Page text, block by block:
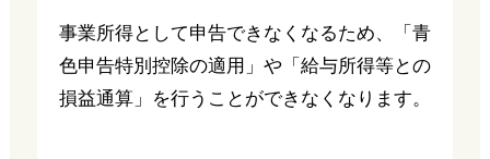
事業所得として申告できなくなるため、「青
色申告特別控除の適用」や「給与所得等との
損益通算」を行うことができなくなります。